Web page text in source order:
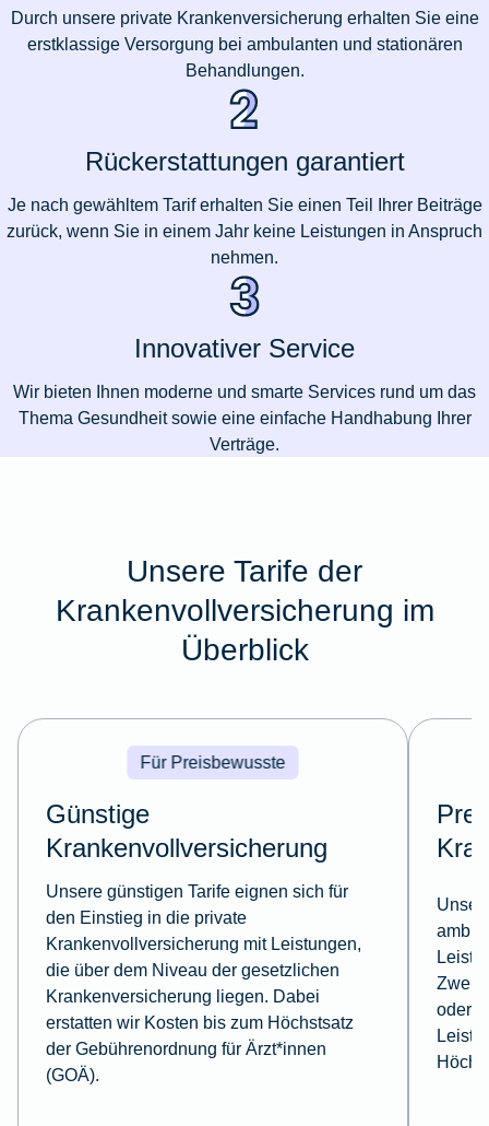
Durch unsere private Krankenversicherung erhalten Sie eine
erstklassige Versorgung bei ambulanten und stationären
Behandlungen.
Rückerstattungen garantiert
Je nach gewähltem Tarif erhalten Sie einen Teil Ihrer Beiträge
zurück, wenn Sie in einem Jahr keine Leistungen in Anspruch
nehmen.
Innovativer Service
Wir bieten Ihnen moderne und smarte Services rund um das
Thema Gesundheit sowie eine einfache Handhabung Ihrer
Verträge.
Unsere Tarife der
Krankenvollversicherung im
Überblick
Für Preisbewusste
Günstige
Krankenvollversicherung
Unsere günstigen Tarife eignen sich für
den Einstieg in die private
Krankenvollversicherung mit Leistungen,
die über dem Niveau der gesetzlichen
Krankenversicherung liegen. Dabei
erstatten wir Kosten bis zum Höchstsatz
der Gebührenordnung für Ärzt*innen
(GOÄ).
oder